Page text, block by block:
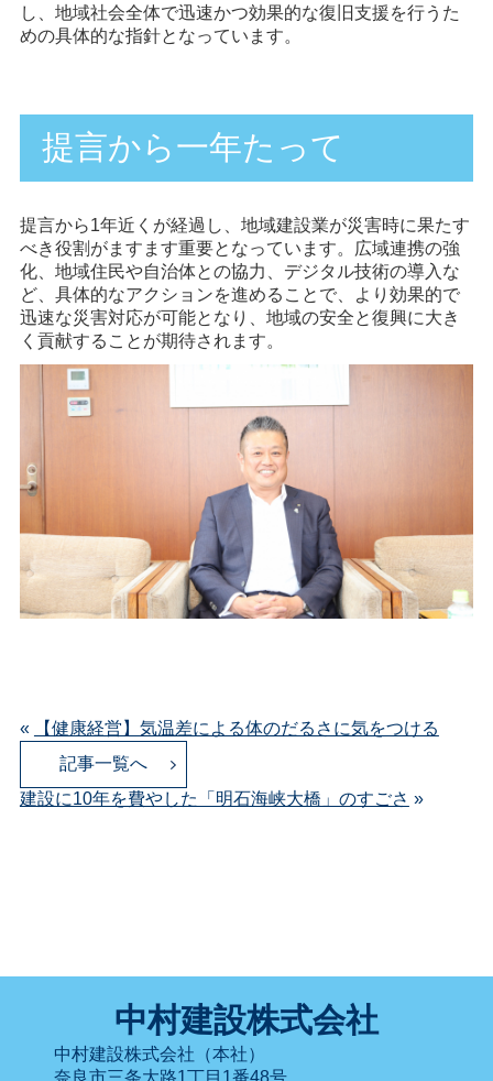
し、地域社会全体で迅速かつ効果的な復旧支援を行うた
めの具体的な指針となっています。
提言から一年たって
提言から1年近くが経過し、地域建設業が災害時に果たす
べき役割がますます重要となっています。広域連携の強
化、地域住民や自治体との協力、デジタル技術の導入な
ど、具体的なアクションを進めることで、より効果的で
迅速な災害対応が可能となり、地域の安全と復興に大き
く貢献することが期待されます。
«
【健康経営】気温差による体のだるさに気をつける
記事一覧へ
建設に10年を費やした「明石海峡大橋」のすごさ »
中村建設株式会社
中村建設株式会社（本社）